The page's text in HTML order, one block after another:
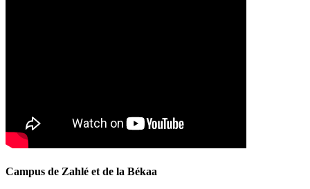
Campus de Zahlé et de la Békaa